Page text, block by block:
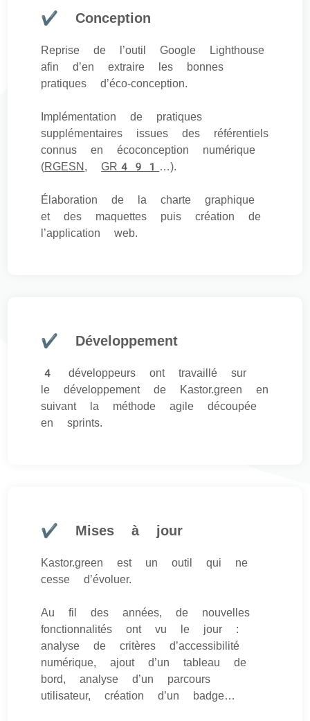
✔ Conception
Reprise de l’outil Google Lighthouse
afin d’en extraire les bonnes
pratiques d’éco-conception.
Implémentation de pratiques
supplémentaires issues des référentiels
connus en écoconception numérique
(RGESN,GR491 …).
Élaboration de la charte graphique
et des maquettes puis création de
l’application web.
✔ Développement
4 développeurs ont travaillé sur
le développement de Kastor.green en
suivant la méthode agile découpée
en sprints.
✔ Mises à jour
Kastor.green est un outil qui ne
cesse d’évoluer.
Au fil des années, de nouvelles
fonctionnalités ont vu le jour :
analyse de critères d’accessibilité
numérique, ajout d’un tableau de
bord, analyse d’un parcours
utilisateur, création d’un badge…